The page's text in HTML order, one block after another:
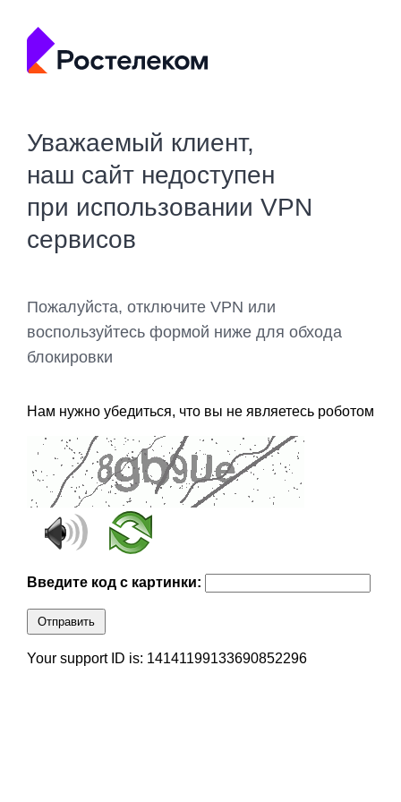
Уважаемый клиент,
наш сайт недоступен
при использовании VPN
сервисов
Пожалуйста, отключите VPN или
воспользуйтесь формой ниже для обхода
блокировки
Нам нужно убедиться, что вы не являетесь роботом
Введите код с картинки:
Отправить
Your support ID is: 14141199133690852296